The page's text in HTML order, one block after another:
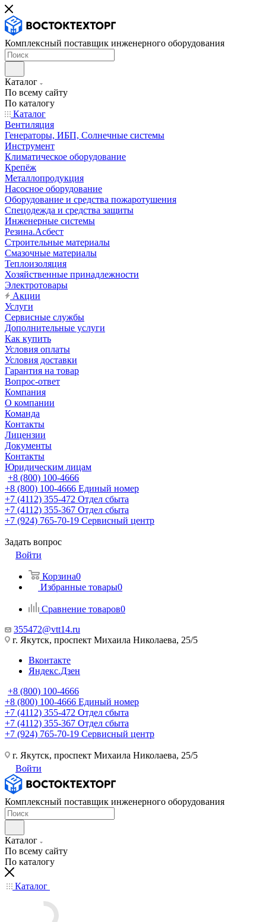
Комплексный поставщик инженерного оборудования
Каталог
По всему сайту
По каталогу
Каталог
Вентиляция
Генераторы, ИБП, Солнечные системы
Инструмент
Климатическое оборудование
Крепёж
Металлопродукция
Насосное оборудование
Оборудование и средства пожаротушения
Спецодежда и средства защиты
Инженерные системы
Резина.Асбест
Строительные материалы
Смазочные материалы
Теплоизоляция
Хозяйственные принадлежности
Электротовары
Акции
Услуги
Сервисные службы
Дополнительные услуги
Как купить
Условия оплаты
Условия доставки
Гарантия на товар
Вопрос-ответ
Компания
О компании
Команда
Контакты
Лицензии
Документы
Контакты
Юридическим лицам
+8 (800) 100-4666
+8 (800) 100-4666 Единый номер
+7 (4112) 355-472 Отдел сбыта
+7 (4112) 355-367 Отдел сбыта
+7 (924) 765-70-19 Сервисный центр
Задать вопрос
Войти
Корзина0
Избранные товары0
Сравнение товаров0
355472@vtt14.ru
г. Якутск, проспект Михаила Николаева, 25/5
Вконтакте
Яндекс.Дзен
+8 (800) 100-4666
+8 (800) 100-4666 Единый номер
+7 (4112) 355-472 Отдел сбыта
+7 (4112) 355-367 Отдел сбыта
+7 (924) 765-70-19 Сервисный центр
г. Якутск, проспект Михаила Николаева, 25/5
Войти
Комплексный поставщик инженерного оборудования
Каталог
По всему сайту
По каталогу
Каталог